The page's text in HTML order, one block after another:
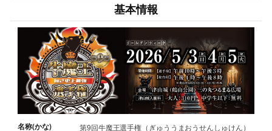
基本情報
名称(かな) 第9回牛魔王選手権（ぎゅううまおうせんしゅけん）